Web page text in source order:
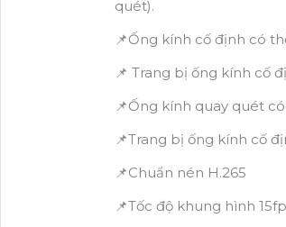
quét).
📌Ống kính cố định có
📌 Trang bị ống kính cố
📌Ống kính quay quét
📌Trang bị ống kính cố
📌Chuẩn nén H.265
📌Tốc độ khung hình